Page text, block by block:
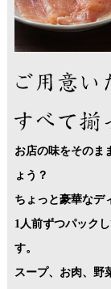
お店の味をそのま
ょう？
ちょっと豪華なデ
1人前ずつパック
す。
スープ、お肉、野